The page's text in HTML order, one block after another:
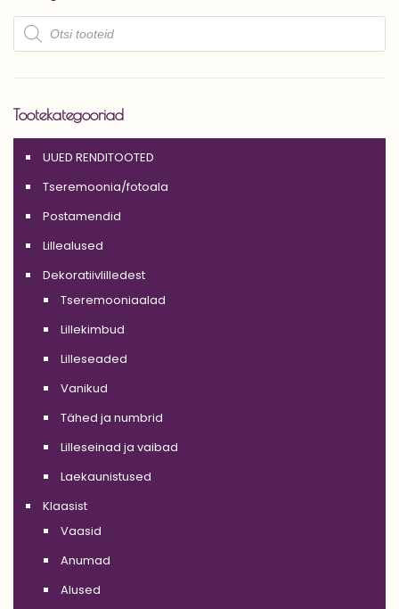
Products
search
Tootekategooriad
UUED RENDITOOTED
Tseremoonia/fotoala
Postamendid
Lillealused
Dekoratiivlilledest
Tseremooniaalad
Lillekimbud
Lilleseaded
Vanikud
Tähed ja numbrid
Lilleseinad ja vaibad
Laekaunistused
Klaasist
Vaasid
Anumad
Alused